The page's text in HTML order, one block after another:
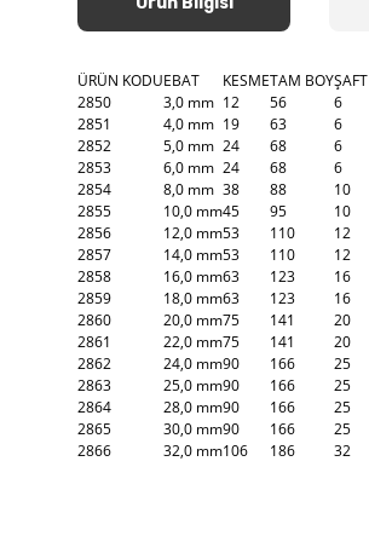
ÜRÜN KODUEBAT KESMETAM BOYŞAFT
2850
3,0 mm 12 56
6
2851
4,0 mm 19 63
6
2852
5,0 mm 24 68
6
2853
6,0 mm 24 68
6
2854
8,0 mm 38 88
10
2855
10,0 mm45 95
10
2856
12,0 mm53 110
12
2857
14,0 mm53 110
12
2858
16,0 mm63 123
16
2859
18,0 mm63 123
16
2860
20,0 mm75 141
20
2861
22,0 mm75 141
20
2862
24,0 mm90 166
25
2863
25,0 mm90 166
25
2864
28,0 mm90 166
25
2865
30,0 mm90 166
25
2866
32,0 mm106 186 32